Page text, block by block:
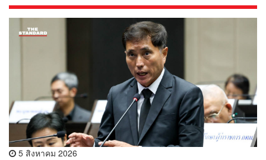
5 สิงหาคม 2026